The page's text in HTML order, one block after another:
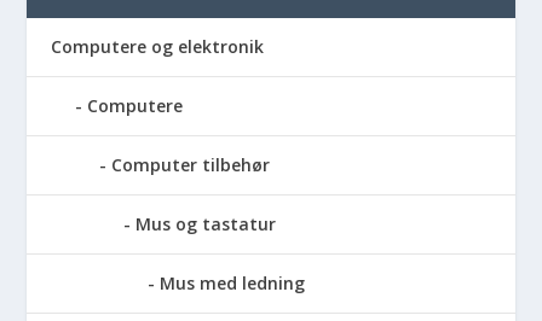
Computere og elektronik
Computere
Computer tilbehør
Mus og tastatur
Mus med ledning